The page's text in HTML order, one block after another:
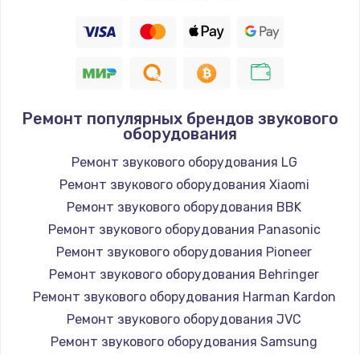
1400 руб.
Замена / ремонт электронного модуля
управления
600 руб.
Заказать
Замена конфорки
Заказать
Замена платы сенсора
Ремонт популярных брендов звукового
оборудования
Ремонт звукового оборудования LG
Ремонт звукового оборудования Xiaomi
Ремонт звукового оборудования BBK
Ремонт звукового оборудования Panasonic
Ремонт звукового оборудования Pioneer
Ремонт звукового оборудования Behringer
Ремонт звукового оборудования Harman Kardon
Ремонт звукового оборудования JVC
Ремонт звукового оборудования Samsung